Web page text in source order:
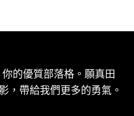
的優質部落格。願真田
，帶給我們更多的勇氣。